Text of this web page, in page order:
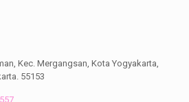
Kec. Mergangsan, Kota Yogyakarta,
55153